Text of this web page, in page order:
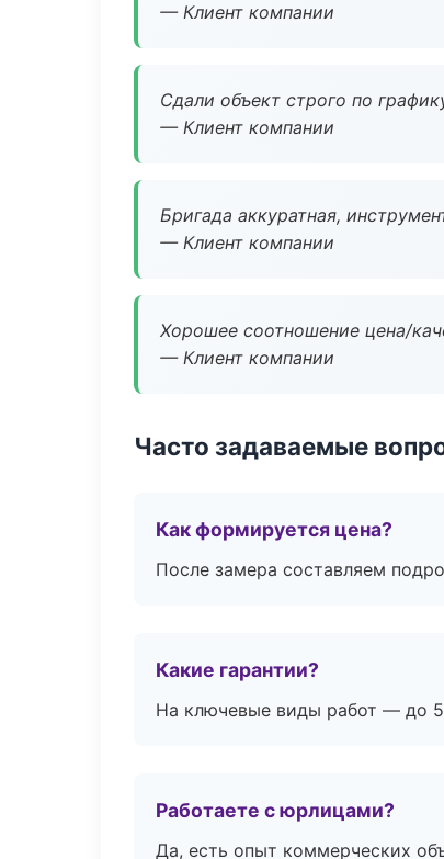
— Клиент компании
Сдали объект строго по
— Клиент компании
Бригада аккуратная,
— Клиент компании
Хорошее соотношение цена/
— Клиент компании
Часто задаваемые
Как формируется цена?
После замера составляем
Какие гарантии?
На ключевые виды работ — до 5
Работаете с юрлицами?
Да, есть опыт коммерческих